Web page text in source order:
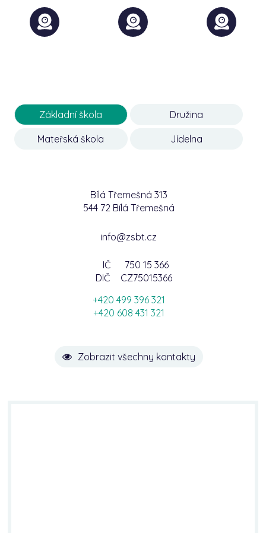
Základní škola Družina
Mateřská škola Jídelna
Bílá Třemešná 313
544 72 Bílá Třemešná
info@zsbt.cz
IČ
750 15 366
DIČ
CZ75015366
+420 499 396 321
+420 608 431 321
Zobrazit všechny kontakty